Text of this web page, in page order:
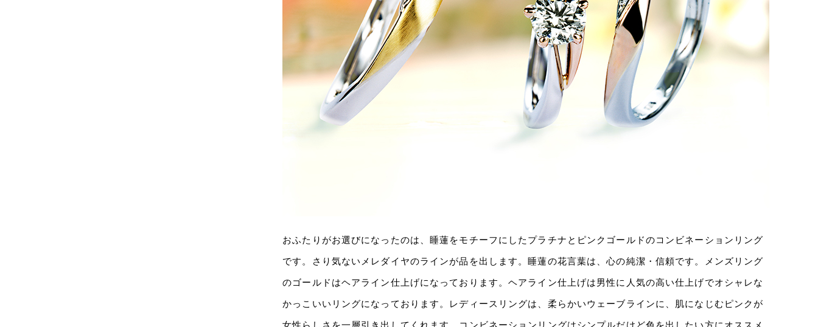
おふたりがお選びになったのは、睡蓮をモチーフにしたプラチナとピンクゴールドのコンビネーションリング
です。さり気ないメレダイヤのラインが品を出します。睡蓮の花言葉は、心の純潔・信頼です。メンズリング
のゴールドはヘアライン仕上げになっております。ヘアライン仕上げは男性に人気の高い仕上げでオシャレな
かっこいいリングになっております。レディースリングは、柔らかいウェーブラインに、肌になじむピンクが